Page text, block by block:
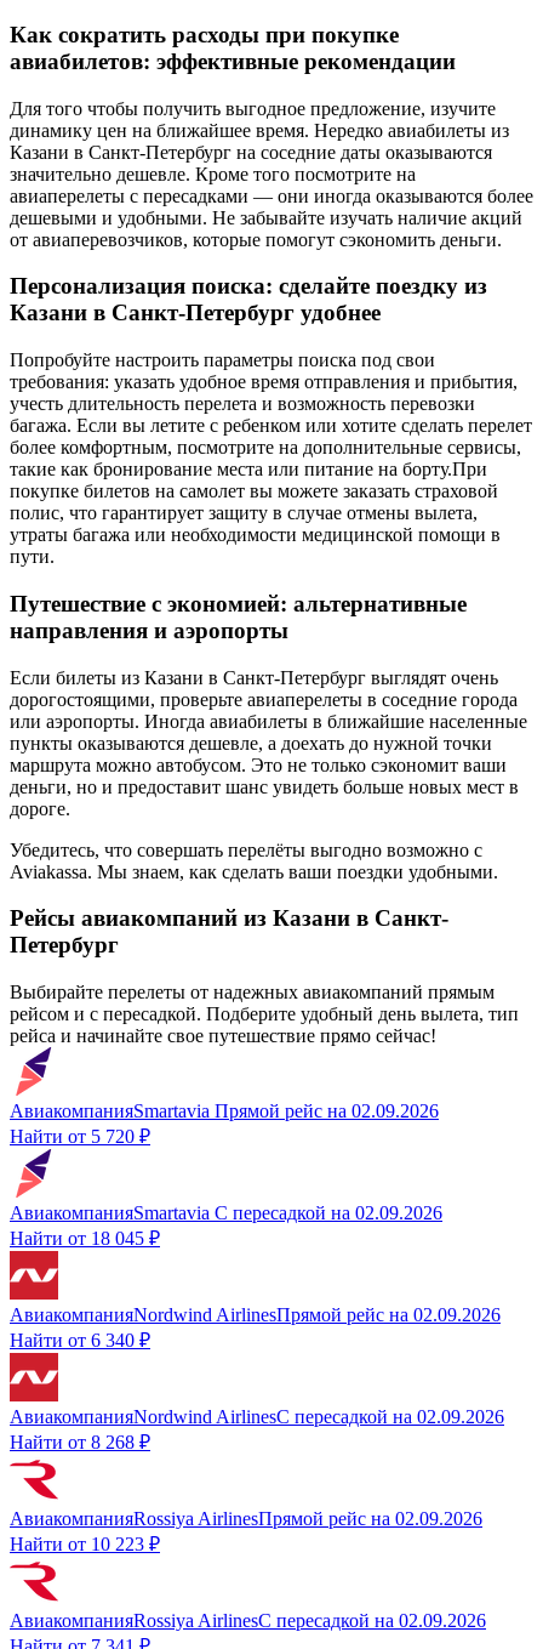
Как сократить расходы при покупке
авиабилетов: эффективные рекомендации
Для того чтобы получить выгодное предложение, изучите
динамику цен на ближайшее время. Нередко авиабилеты из
Казани в Санкт-Петербург на соседние даты оказываются
значительно дешевле. Кроме того посмотрите на
авиаперелеты с пересадками — они иногда оказываются более
дешевыми и удобными. Не забывайте изучать наличие акций
от авиаперевозчиков, которые помогут сэкономить деньги.
Персонализация поиска: сделайте поездку из
Казани в Санкт-Петербург удобнее
Попробуйте настроить параметры поиска под свои
требования: указать удобное время отправления и прибытия,
учесть длительность перелета и возможность перевозки
багажа. Если вы летите с ребенком или хотите сделать перелет
более комфортным, посмотрите на дополнительные сервисы,
такие как бронирование места или питание на борту.При
покупке билетов на самолет вы можете заказать страховой
полис, что гарантирует защиту в случае отмены вылета,
утраты багажа или необходимости медицинской помощи в
пути.
Путешествие с экономией: альтернативные
направления и аэропорты
Если билеты из Казани в Санкт-Петербург выглядят очень
дорогостоящими, проверьте авиаперелеты в соседние города
или аэропорты. Иногда авиабилеты в ближайшие населенные
пункты оказываются дешевле, а доехать до нужной точки
маршрута можно автобусом. Это не только сэкономит ваши
деньги, но и предоставит шанс увидеть больше новых мест в
дороге.
Убедитесь, что совершать перелёты выгодно возможно с
Aviakassa. Мы знаем, как сделать ваши поездки удобными.
Рейсы авиакомпаний из Казани в Санкт-
Петербург
Выбирайте перелеты от надежных авиакомпаний прямым
рейсом и с пересадкой. Подберите удобный день вылета, тип
рейса и начинайте свое путешествие прямо сейчас!
АвиакомпанияSmartavia Прямой рейс на 02.09.2026
Найти от 5 720 ₽
АвиакомпанияSmartavia С пересадкой на 02.09.2026
Найти от 18 045 ₽
АвиакомпанияNordwind AirlinesПрямой рейс на 02.09.2026
Найти от 6 340 ₽
АвиакомпанияNordwind AirlinesС пересадкой на 02.09.2026
Найти от 8 268 ₽
АвиакомпанияRossiya AirlinesПрямой рейс на 02.09.2026
Найти от 10 223 ₽
АвиакомпанияRossiya AirlinesС пересадкой на 02.09.2026